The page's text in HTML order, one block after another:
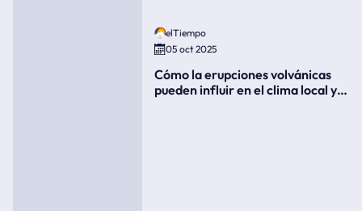
elTiempo
05 oct 2025
Cómo la erupciones volvánicas
pueden influir en el clima local y